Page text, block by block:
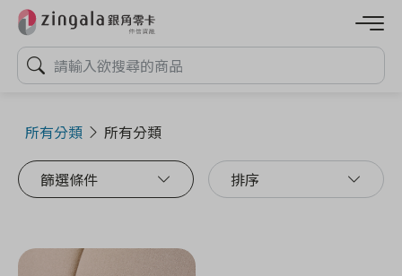
所有分類 所有分類
篩選條件 排序